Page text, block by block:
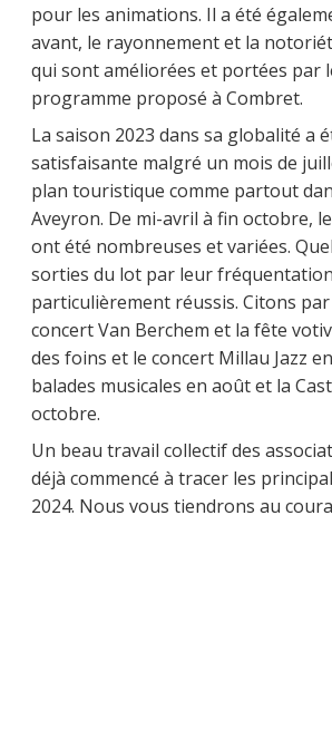
pour les animations. Il a été
avant, le rayonnement et la
qui sont améliorées et portées par
programme proposé à Combret.
La saison 2023 dans sa globalité a
satisfaisante malgré un mois de
plan touristique comme partout
Aveyron. De mi-avril à fin octobre,
ont été nombreuses et variées.
sorties du lot par leur
particulièrement réussis. Citons
concert Van Berchem et la fête
des foins et le concert Millau Jazz
balades musicales en août et la
octobre.
Un beau travail collectif des
déjà commencé à tracer les
2024. Nous vous tiendrons au